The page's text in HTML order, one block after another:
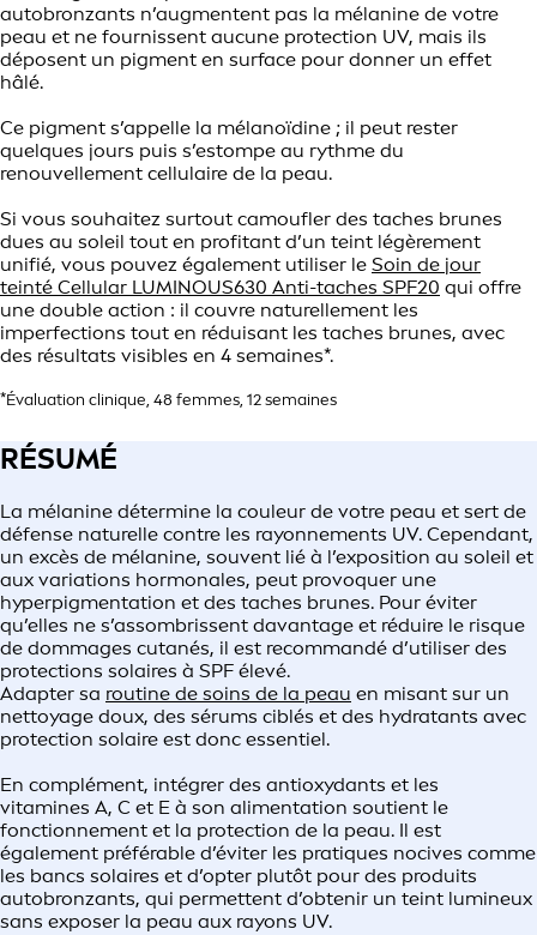
autobronzants n’augmentent pas la mélanine de votre
peau et ne fournissent aucune protection UV, mais ils
déposent un pigment en surface pour donner un effet
hâlé.
Ce pigment s’appelle la mélanoïdine ; il peut rester
quelques jours puis s’estompe au rythme du
renouvellement cellulaire de la peau.
Si vous souhaitez surtout camoufler des taches brunes
dues au soleil tout en profitant d’un teint légèrement
unifié, vous pouvez également utiliser le Soin de jour
teinté Cellular LUMINOUS630 Anti-taches SPF20 qui offre
une double action : il couvre naturellement les
imperfections tout en réduisant les taches brunes, avec
des résultats visibles en 4 semaines*.
*Évaluation clinique, 48 femmes, 12 semaines
RÉSUMÉ
La mélanine détermine la couleur de votre peau et sert de
défense naturelle contre les rayonnements UV. Cependant,
un excès de mélanine, souvent lié à l’exposition au soleil et
aux variations hormonales, peut provoquer une
hyperpigmentation et des taches brunes. Pour éviter
qu’elles ne s’assombrissent davantage et réduire le risque
de dommages cutanés, il est recommandé d’utiliser des
protections solaires à SPF élevé.
Adapter sa routine de soins de la peau en misant sur un
nettoyage doux, des sérums ciblés et des hydratants avec
protection solaire est donc essentiel.
En complément, intégrer des antioxydants et les
vitamines A, C et E à son alimentation soutient le
fonctionnement et la protection de la peau. Il est
également préférable d’éviter les pratiques nocives comme
les bancs solaires et d’opter plutôt pour des produits
autobronzants, qui permettent d’obtenir un teint lumineux
sans exposer la peau aux rayons UV.